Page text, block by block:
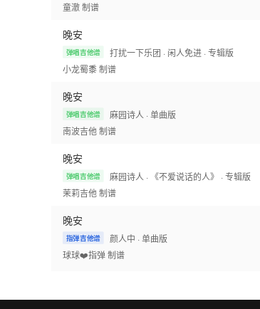
童澈制谱
晚安
弹唱吉他谱 打扰一下乐团 · 闲人免进 · 专辑版
小龙蜀黍制谱
晚安
弹唱吉他谱 麻园诗人 · 单曲版
南波吉他制谱
晚安
弹唱吉他谱 麻园诗人 · 《不爱说话的人》 · 专辑版
茉莉吉他制谱
晚安
指弹吉他谱 颜人中 · 单曲版
球球❤️指弹制谱